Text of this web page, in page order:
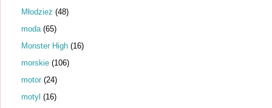
Młodzież (48)
moda (65)
Monster High (16)
morskie (106)
motor (24)
motyl (16)